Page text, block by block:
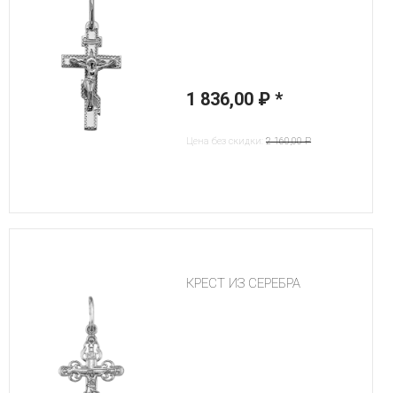
1 836,00 ₽*
Цена без скидки: 2 160,00 ₽
КРЕСТ ИЗ СЕРЕБРА